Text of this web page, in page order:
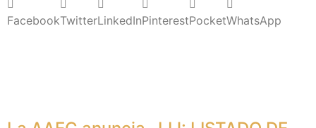
FacebookTwitterLinkedInPinterestPocketWhatsApp